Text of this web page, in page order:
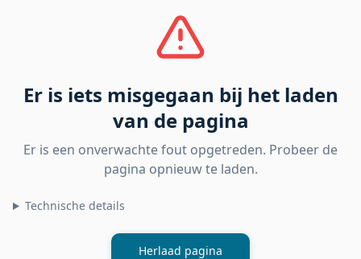
Er is iets misgegaan bij het laden
van de pagina
Er is een onverwachte fout opgetreden. Probeer de
pagina opnieuw te laden.
Technische details
Herlaad pagina